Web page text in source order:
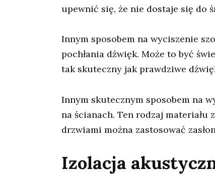
upewnić się, że nie dostaje się do
Innym sposobem na wyciszenie
pochłania dźwięk. Może to być
tak skuteczny jak prawdziwe
Innym skutecznym sposobem na
na ścianach. Ten rodzaj
drzwiami można zastosować
Izolacja